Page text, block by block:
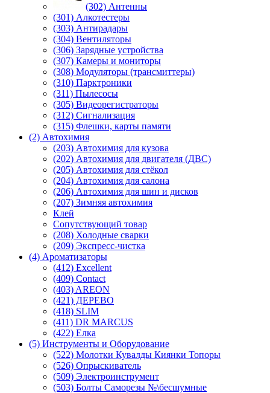
(302) Антенны
(301) Алкотестеры
(303) Антирадары
(304) Вентиляторы
(306) Зарядные устройства
(307) Камеры и мониторы
(308) Модуляторы (трансмиттеры)
(310) Парктроники
(311) Пылесосы
(305) Видеорегистраторы
(312) Сигнализация
(315) Флешки, карты памяти
(2) Автохимия
(203) Автохимия для кузова
(202) Автохимия для двигателя (ДВС)
(205) Автохимия для стёкол
(204) Автохимия для салона
(206) Автохимия для шин и дисков
(207) Зимняя автохимия
Клей
Сопутствующий товар
(208) Холодные сварки
(209) Экспреcс-чистка
(4) Ароматизаторы
(412) Excellent
(409) Contact
(403) AREON
(421) ДЕРЕВО
(418) SLIM
(411) DR MARCUS
(422) Елка
(5) Инструменты и Оборудование
(522) Молотки Кувалды Киянки Топоры
(526) Опрыскиватель
(509) Электроинструмент
(503) Болты Саморезы №\бесшумные